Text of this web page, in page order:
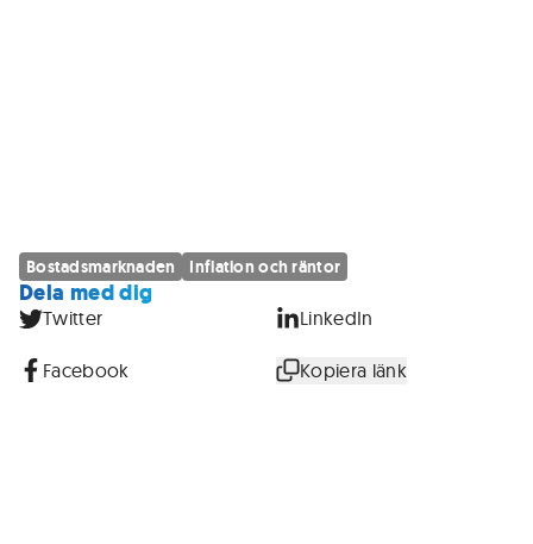
Bostadsmarknaden Inflation och räntor
Dela med dig
Twitter LinkedIn
Facebook Kopiera länk